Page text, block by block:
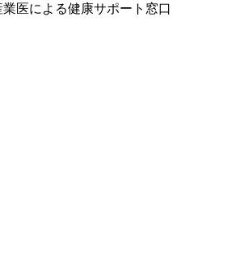
医による健康サポート窓口